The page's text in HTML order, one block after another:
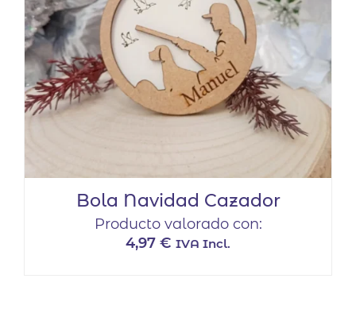
Bola Navidad Cazador
Producto valorado con:
4,97 € IVA Incl.